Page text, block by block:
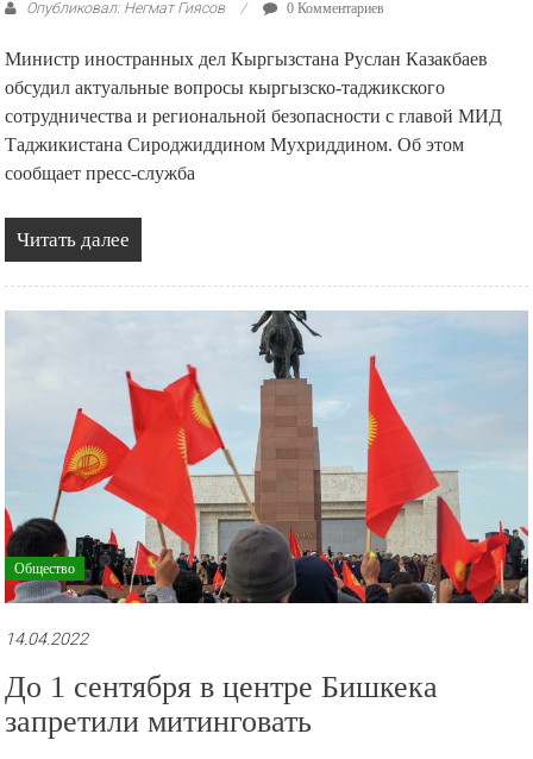
Опубликовал: Негмат Гиясов 0 Комментариев
Министр иностранных дел Кыргызстана Руслан Казакбаев
обсудил актуальные вопросы кыргызско-таджикского
сотрудничества и региональной безопасности с главой МИД
Таджикистана Сироджиддином Мухриддином. Об этом
сообщает пресс-служба
Читать далее
Общество
14.04.2022
До 1 сентября в центре Бишкека
запретили митинговать